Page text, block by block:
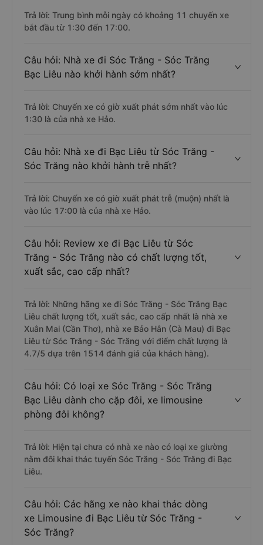
Trả lời: Trung bình mỗi ngày có khoảng 11 chuyến xe
bắt đầu từ 1:30 đến 17:00.
Câu hỏi: Nhà xe đi Sóc Trăng - Sóc Trăng
Bạc Liêu nào khởi hành sớm nhất?
Trả lời: Chuyến xe có giờ xuất phát sớm nhất vào lúc
1:30 là của nhà xe Hảo.
Câu hỏi: Nhà xe đi Bạc Liêu từ Sóc Trăng -
Sóc Trăng nào khởi hành trễ nhất?
Trả lời: Chuyến xe có giờ xuất phát trễ (muộn) nhất là
vào lúc 17:00 là của nhà xe Hảo.
Câu hỏi: Review xe đi Bạc Liêu từ Sóc
Trăng - Sóc Trăng nào có chất lượng tốt,
xuất sắc, cao cấp nhất?
Trả lời: Những hãng xe đi Sóc Trăng - Sóc Trăng Bạc
Liêu chất lượng tốt, xuất sắc, cao cấp nhất là nhà xe
Xuân Mai (Cần Thơ), nhà xe Bảo Hân (Cà Mau) đi Bạc
Liêu từ Sóc Trăng - Sóc Trăng với điểm chất lượng là
4.7/5 dựa trên 1514 đánh giá của khách hàng).
Câu hỏi: Có loại xe Sóc Trăng - Sóc Trăng
Bạc Liêu dành cho cặp đôi, xe limousine
phòng đôi không?
Trả lời: Hiện tại chưa có nhà xe nào có loại xe giường
nằm đôi khai thác tuyến Sóc Trăng - Sóc Trăng đi Bạc
Liêu.
Câu hỏi: Các hãng xe nào khai thác dòng
xe Limousine đi Bạc Liêu từ Sóc Trăng -
Sóc Trăng?